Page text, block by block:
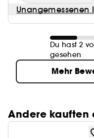
Unangemessenen
Du hast 2
gesehen
Mehr
Andere kauften